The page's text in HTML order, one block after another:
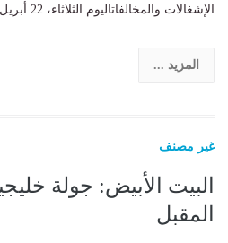
الإشغالات والمخالفاتاليوم الثلاثاء، 22 أبريل 2025 07:23 مـ......
المزيد ...
غير مصنف
البيت الأبيض: جولة
المقبل